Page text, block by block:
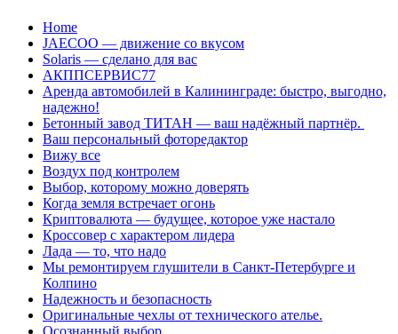
Перейти
содержанию
Home
JAECOO — движение со вкусом
Solaris — сделано для вас
АКППСЕРВИС77
Аренда автомобилей в Калининграде: быстро, выгодно,
надежно!
Бетонный завод ТИТАН — ваш надёжный партнёр.
Ваш персональный фоторедактор
Вижу все
Воздух под контролем
Выбор, которому можно доверять
Когда земля встречает огонь
Криптовалюта — будущее, которое уже настало
Кроссовер с характером лидера
Лада — то, что надо
Мы ремонтируем глушители в Санкт-Петербурге и
Колпино
Надежность и безопасность
Оригинальные чехлы от технического ателье.